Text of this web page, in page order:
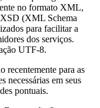
no formato XML,
XSD (XML Schema
para facilitar a
dos serviços.
UTF-8.
recentemente para as
necessárias em seus
pontuais.